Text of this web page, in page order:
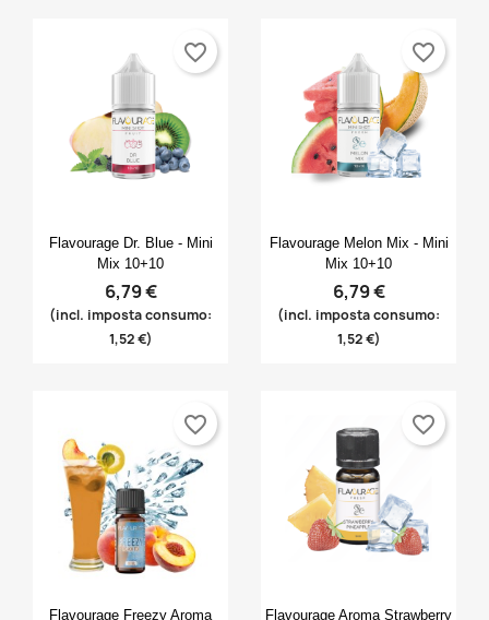
Anteprima
Flavourage Dr. Blue - Mini
Mix 10+10
6,79 €
(incl. imposta consumo:
1,52 €)
favorite_border
Anteprima
Flavourage Melon Mix - Mini
Mix 10+10
6,79 €
(incl. imposta consumo:
1,52 €)
favorite_border
Anteprima
Flavourage Freezy Aroma
favorite_border
Anteprima
Flavourage Aroma Strawberry
favorite_border